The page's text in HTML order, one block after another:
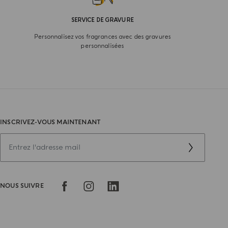
SERVICE DE GRAVURE
Personnalisez vos fragrances avec des gravures
personnalisées
INSCRIVEZ-VOUS MAINTENANT
NOUS SUIVRE